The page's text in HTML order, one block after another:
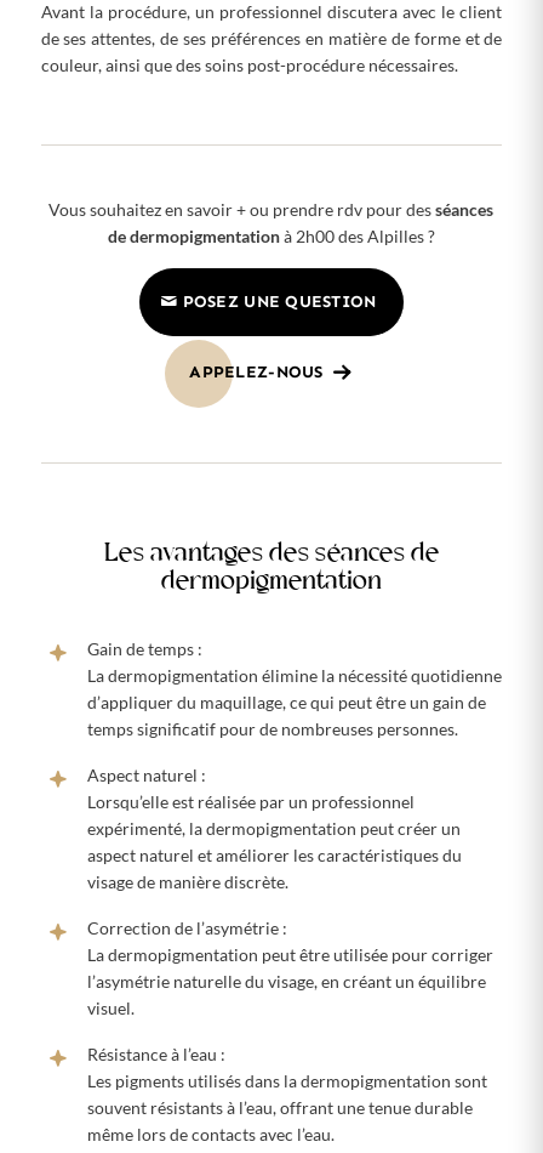
Avant la procédure, un professionnel discutera avec le client
de ses attentes, de ses préférences en matière de forme et de
couleur, ainsi que des soins post-procédure nécessaires.
Vous souhaitez en savoir + ou prendre rdv pour desséances
de dermopigmentationà 2h00 des Alpilles ?
POSEZ UNE QUESTION
APPELEZ-NOUS
Les avantages des séances de
dermopigmentation
Gain de temps :
La dermopigmentation élimine la nécessité quotidienne
d’appliquer du maquillage, ce qui peut être un gain de
temps significatif pour de nombreuses personnes.
Aspect naturel :
Lorsqu’elle est réalisée par un professionnel
expérimenté, la dermopigmentation peut créer un
aspect naturel et améliorer les caractéristiques du
visage de manière discrète.
Correction de l’asymétrie :
La dermopigmentation peut être utilisée pour corriger
l’asymétrie naturelle du visage, en créant un équilibre
visuel.
Résistance à l’eau :
Les pigments utilisés dans la dermopigmentation sont
souvent résistants à l’eau, offrant une tenue durable
même lors de contacts avec l’eau.